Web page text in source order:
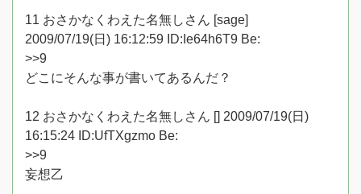
11 おさかなくわえた名無しさん [sage]
2009/07/19(日) 16:12:59 ID:Ie64h6T9 Be:
>>9
どこにそんな事が書いてあるんだ？
12 おさかなくわえた名無しさん [] 2009/07/19(日)
16:15:24 ID:UfTXgzmo Be:
>>9
妄想乙